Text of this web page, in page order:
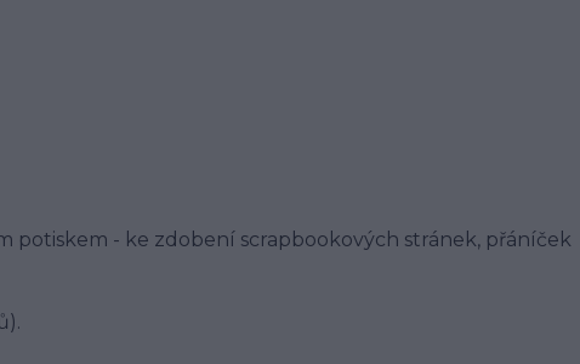
potiskem - ke zdobení scrapbookových stránek, přáníček